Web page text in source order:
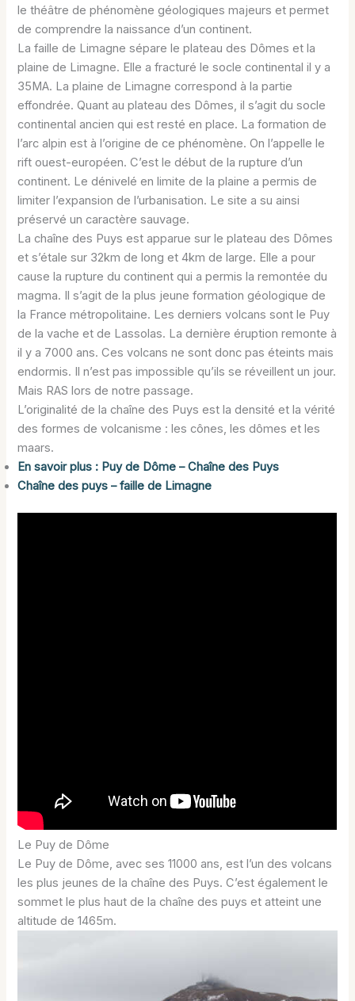
le théâtre de phénomène géologiques majeurs et permet
de comprendre la naissance d’un continent.
La faille de Limagne sépare le plateau des Dômes et la
plaine de Limagne. Elle a fracturé le socle continental il y a
35MA. La plaine de Limagne correspond à la partie
effondrée. Quant au plateau des Dômes, il s’agit du socle
continental ancien qui est resté en place. La formation de
l’arc alpin est à l’origine de ce phénomène. On l’appelle le
rift ouest-européen. C’est le début de la rupture d’un
continent. Le dénivelé en limite de la plaine a permis de
limiter l’expansion de l’urbanisation. Le site a su ainsi
préservé un caractère sauvage.
La chaîne des Puys est apparue sur le plateau des Dômes
et s’étale sur 32km de long et 4km de large. Elle a pour
cause la rupture du continent qui a permis la remontée du
magma. Il s’agit de la plus jeune formation géologique de
la France métropolitaine. Les derniers volcans sont le Puy
de la vache et de Lassolas. La dernière éruption remonte à
il y a 7000 ans. Ces volcans ne sont donc pas éteints mais
endormis. Il n’est pas impossible qu’ils se réveillent un jour.
Mais RAS lors de notre passage.
L’originalité de la chaîne des Puys est la densité et la vérité
des formes de volcanisme : les cônes, les dômes et les
maars.
En savoir plus : Puy de Dôme – Chaîne des Puys
Chaîne des puys – faille de Limagne
Le Puy de Dôme
Le Puy de Dôme, avec ses 11000 ans, est l’un des volcans
les plus jeunes de la chaîne des Puys. C’est également le
sommet le plus haut de la chaîne des puys et atteint une
altitude de 1465m.